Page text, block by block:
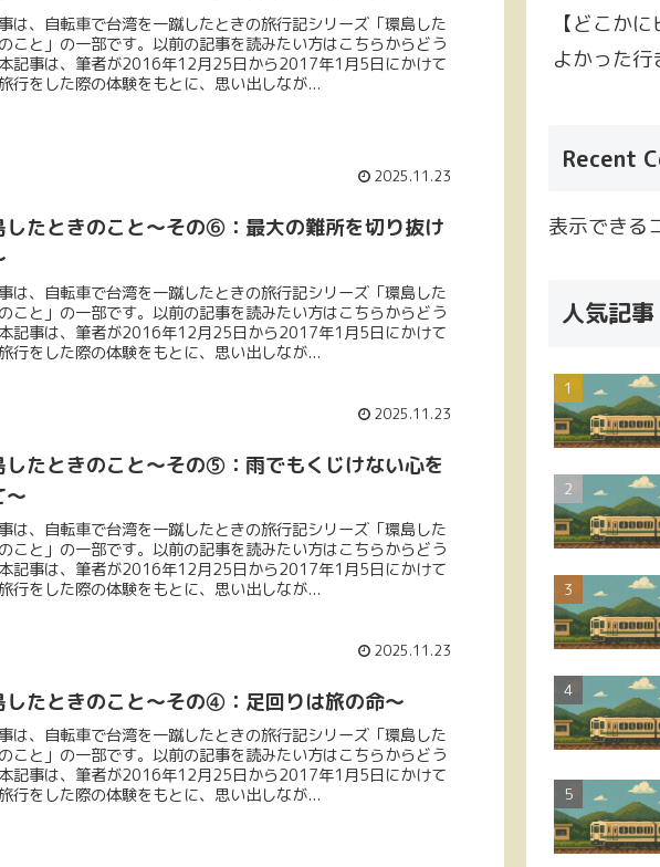
は、自転車で台湾を一蹴したときの旅行記シリーズ「環島した
こと」の一部です。以前の記事を読みたい方はこちらからどう
記事は、筆者が2016年12月25日から2017年1月5日にかけて
行をした際の体験をもとに、思い出しなが...
2025.11.23
したときのこと～その⑥：最大の難所を切り抜け
は、自転車で台湾を一蹴したときの旅行記シリーズ「環島した
こと」の一部です。以前の記事を読みたい方はこちらからどう
記事は、筆者が2016年12月25日から2017年1月5日にかけて
行をした際の体験をもとに、思い出しなが...
2025.11.23
したときのこと～その⑤：雨でもくじけない心を
～
は、自転車で台湾を一蹴したときの旅行記シリーズ「環島した
こと」の一部です。以前の記事を読みたい方はこちらからどう
記事は、筆者が2016年12月25日から2017年1月5日にかけて
行をした際の体験をもとに、思い出しなが...
2025.11.23
したときのこと～その④：足回りは旅の命～
は、自転車で台湾を一蹴したときの旅行記シリーズ「環島した
こと」の一部です。以前の記事を読みたい方はこちらからどう
記事は、筆者が2016年12月25日から2017年1月5日にかけて
行をした際の体験をもとに、思い出しなが...
【どこか
よかった
Recent
表示できる
人気記事